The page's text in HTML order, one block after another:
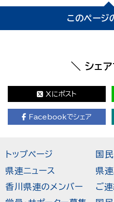
このページ
＼ シェ
Xにポスト
Facebookでシェア
トップページ
県連ニュース
香川県連のメンバー
国
県
ご連